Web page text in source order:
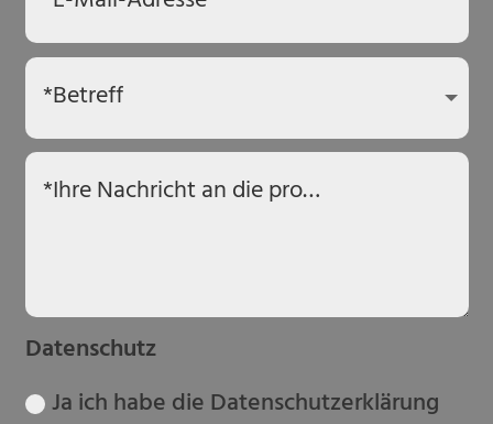
Datenschutz
Ja ich habe die Datenschutzerklärung